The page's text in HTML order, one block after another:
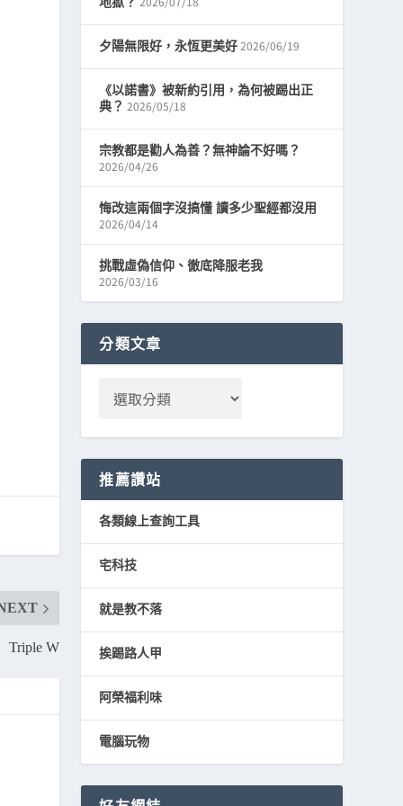
Triple W
夕陽無限好，永恆更美好 2026/06/19
《以諾書》被新約引用，為何被踢出正
典？ 2026/05/18
宗教都是勸人為善？無神論不好嗎？
2026/04/26
悔改這兩個字沒搞懂 讀多少聖經都沒用
2026/04/14
挑戰虛偽信仰、徹底降服老我
2026/03/16
分類文章
推薦讚站
各類線上查詢工具
宅科技
就是教不落
挨踢路人甲
阿榮福利味
電腦玩物